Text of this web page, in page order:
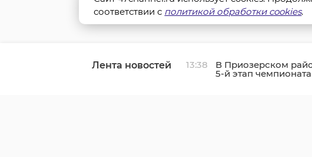
Лента новостей 13:38 В Приозерском
5-й этап
соответствии с политикой обработки cookies.